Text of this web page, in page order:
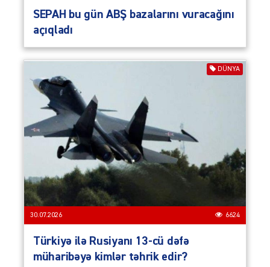
SEPAH bu gün ABŞ bazalarını vuracağını
açıqladı
DÜNYA
30.07.2026 6624
Türkiyə ilə Rusiyanı 13-cü dəfə
müharibəyə kimlər təhrik edir?